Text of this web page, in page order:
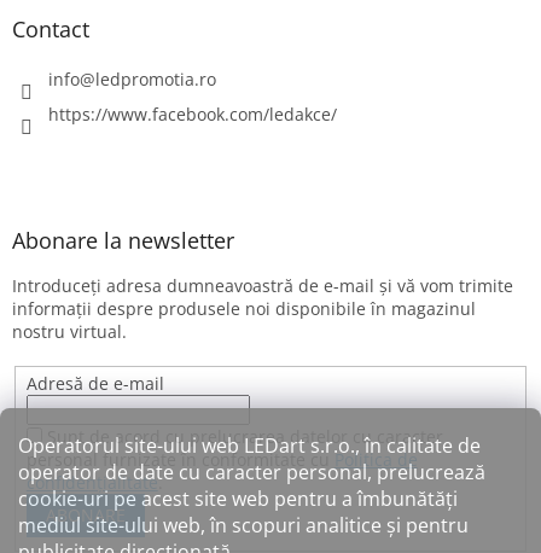
Operatorul site-ului web LEDart s.r.o., în calitate de
operator de date cu caracter personal, prelucrează
cookie-uri pe acest site web pentru a îmbunătăți
mediul site-ului web, în scopuri analitice și pentru
Contact
info@ledpromotia.ro
https://www.facebook.com/ledakce/
Abonare la newsletter
Introduceţi adresa dumneavoastră de e-mail şi vă vom trimite
informaţii despre produsele noi disponibile în magazinul
nostru virtual.
Adresă de e-mail
Sunt de acord cu prelucrarea datelor cu caracter
personal furnizate în conformitate cu Politica de
confidențialitate.
ABONARE